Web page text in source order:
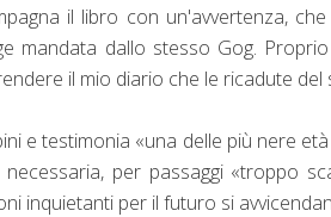
il libro con un'avvertenza,
mandata dallo stesso Gog.
il mio diario che le ricadute
e testimonia «una delle più nere
per passaggi «troppo
inquietanti per il futuro si